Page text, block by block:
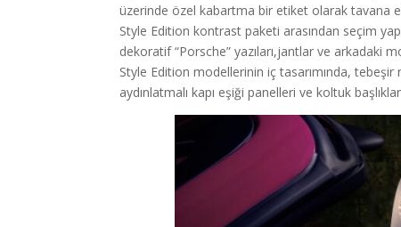
üzerinde özel kabartma bir etiket olarak tavana
Style Edition kontrast paketi arasından seçim
dekoratif “Porsche” yazıları,jantlar ve arkadaki
Style Edition modellerinin iç tasarımında,
aydınlatmalı kapı eşiği panelleri ve koltuk